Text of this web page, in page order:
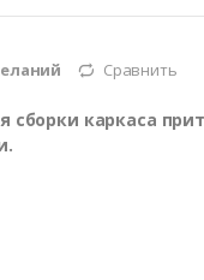
Сравнить
каркаса